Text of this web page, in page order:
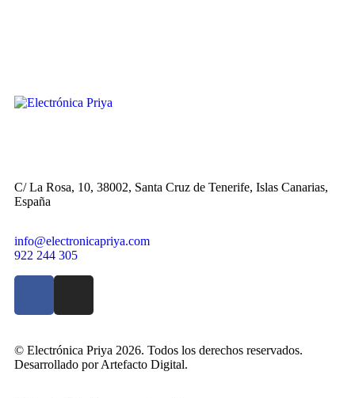
C/ La Rosa, 10, 38002, Santa Cruz de Tenerife, Islas Canarias,
España
info@electronicapriya.com
922 244 305
© Electrónica Priya 2026. Todos los derechos reservados.
Desarrollado por Artefacto Digital.